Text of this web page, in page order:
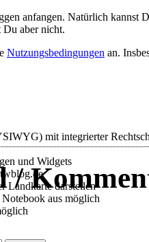
anfangen. Natürlich kannst
aber nicht.
Nutzungsbedingungen an.
mit integrierter
und Widgets
Landkarte darstellen
aus möglich
/